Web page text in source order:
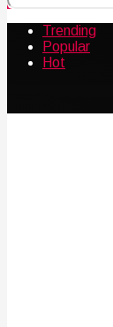
Trending
Popular
Hot